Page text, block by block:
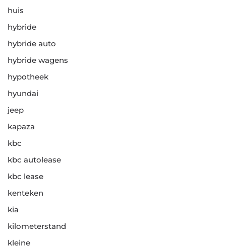
huis
hybride
hybride auto
hybride wagens
hypotheek
hyundai
jeep
kapaza
kbc
kbc autolease
kbc lease
kenteken
kia
kilometerstand
kleine